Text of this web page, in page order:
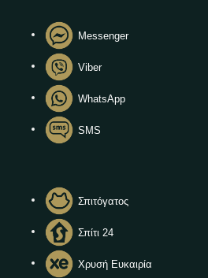
Messenger
Viber
WhatsApp
SMS
Σπιτόγατος
Σπίτι 24
Χρυσή Ευκαιρία